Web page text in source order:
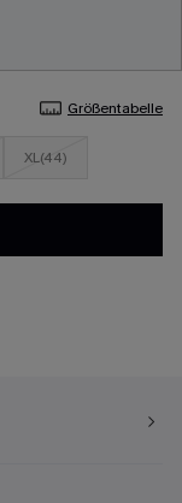
Größentabelle
XL(44)